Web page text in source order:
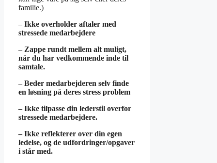
familie.)
– Ikke overholder aftaler med
stressede medarbejdere
– Zappe rundt mellem alt muligt,
når du har vedkommende inde til
samtale.
– Beder medarbejderen selv finde
en løsning på deres stress problem
– Ikke tilpasse din lederstil overfor
stressede medarbejdere.
– Ikke reflekterer over din egen
ledelse, og de udfordringer/opgaver
i står med.